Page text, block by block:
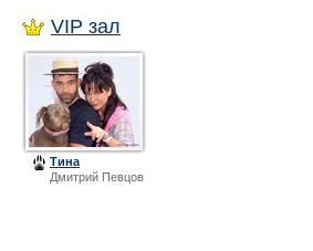
VIP зал
Тина
Дмитрий Певцов